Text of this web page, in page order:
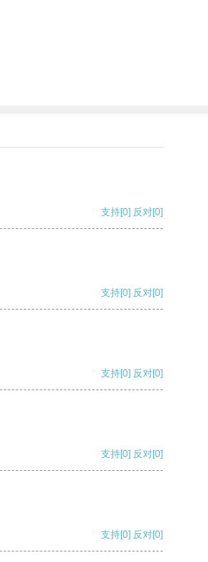
支持[0] 反对[0]
支持[0] 反对[0]
支持[0] 反对[0]
支持[0] 反对[0]
支持[0] 反对[0]